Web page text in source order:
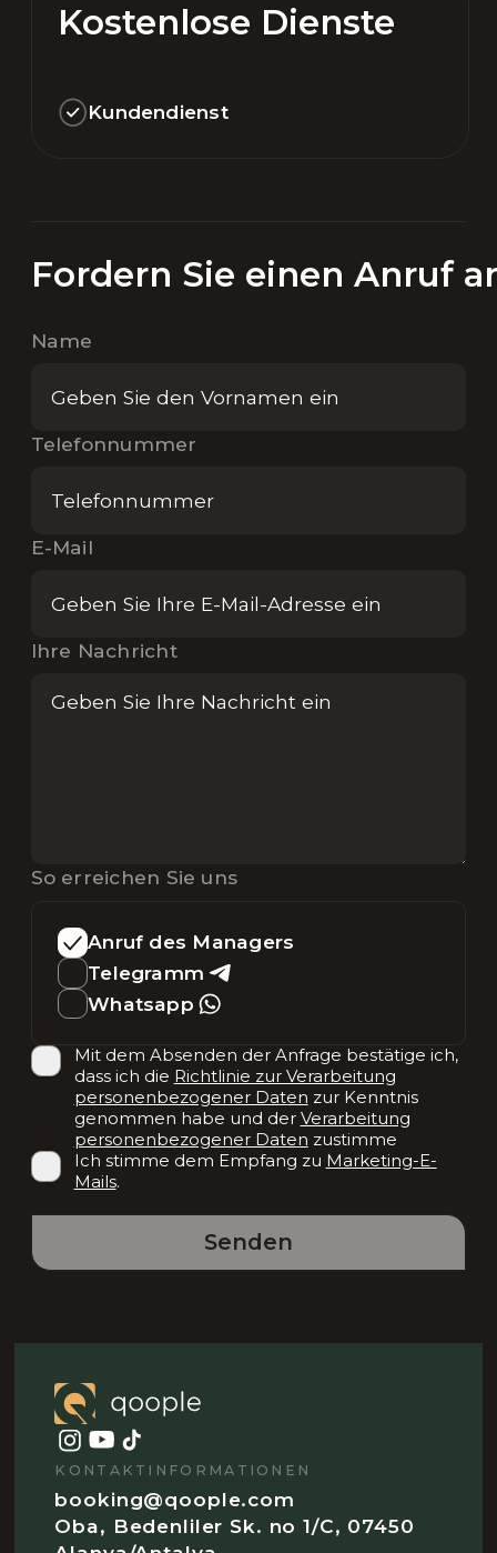
Kostenlose Dienste
Kundendienst
Fordern Sie einen Anruf
Name
Telefonnummer
E-Mail
Ihre Nachricht
So erreichen Sie uns
Anruf des Managers
Telegramm
Whatsapp
Mit dem Absenden der Anfrage bestätige ich,
dass ich die Richtlinie zur Verarbeitung
personenbezogener Daten zur Kenntnis
genommen habe und der Verarbeitung
personenbezogener Daten zustimme
Ich stimme dem Empfang zu Marketing-E-
Mails.
Senden
KONTAKTINFORMATIONEN
booking@qoople.com
Oba, Bedenliler Sk. no 1/C, 07450